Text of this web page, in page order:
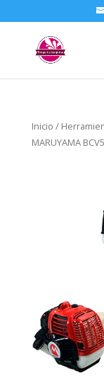
Inicio /
MARUYAMA